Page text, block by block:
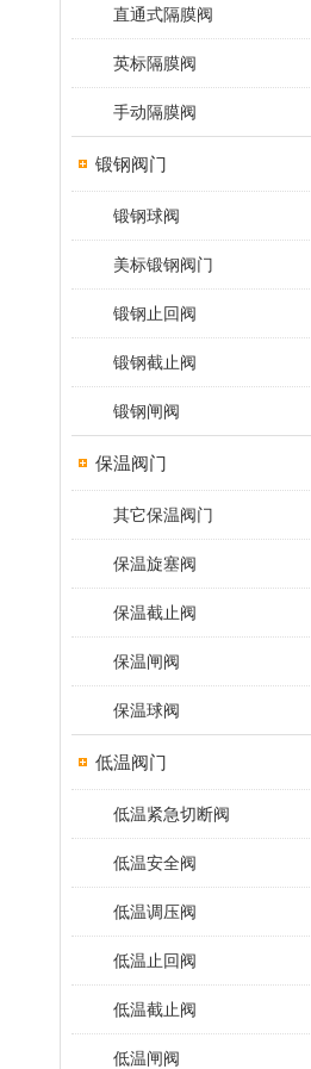
直通式隔膜阀
英标隔膜阀
手动隔膜阀
锻钢阀门
锻钢球阀
美标锻钢阀门
锻钢止回阀
锻钢截止阀
锻钢闸阀
保温阀门
其它保温阀门
保温旋塞阀
保温截止阀
保温闸阀
保温球阀
低温阀门
低温紧急切断阀
低温安全阀
低温调压阀
低温止回阀
低温截止阀
低温闸阀